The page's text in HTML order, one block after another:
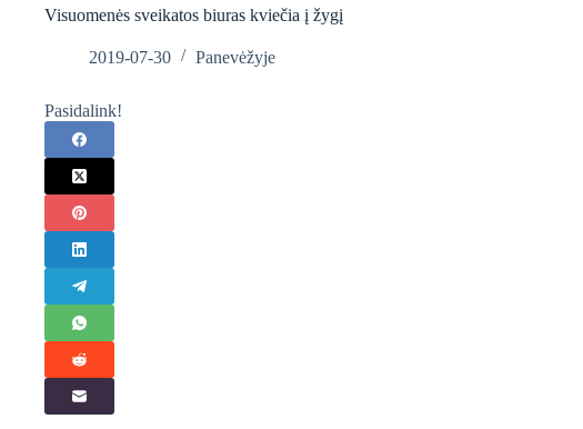
Visuomenės sveikatos biuras kviečia į žygį
2019-07-30 Panevėžyje
Pasidalink!